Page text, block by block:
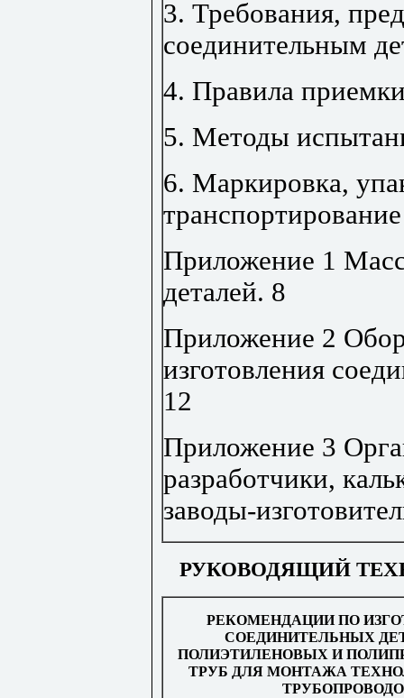
3. Требования,
соединительным
4. Правила
5. Методы
6. Маркировка,
Приложение 1
деталей. 8
Приложение 2
изготовления
12
Приложение 3
разработчики,
заводы-
РУКОВОДЯЩИЙ
РЕКОМЕНДАЦИИ ПО
СОЕДИНИТЕЛЬНЫХ
ПОЛИЭТИЛЕНОВЫХ И
ТРУБ ДЛЯ МОНТАЖА